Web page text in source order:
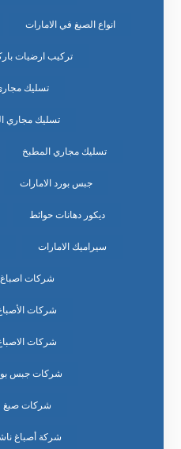
انواع الصبغ في الامارات
تركيب ارضيات
تسليك
تسليك مجاري
تسليك مجاري المطبخ
جبس بورد الامارات
ديكور دهانات حوائط
سيراميك الامارات
شركات اصباغ
شركات
شركات
شركات جبس
شركات صبغ
شركة أصباغ